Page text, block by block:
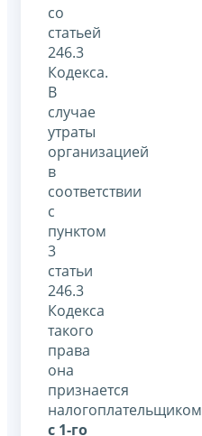
со
статьей
246.3
Кодекса.
В
случае
утраты
организацией
в
соответствии
с
пунктом
3
статьи
246.3
Кодекса
такого
права
она
признается
налогоплательщиком
с 1-го